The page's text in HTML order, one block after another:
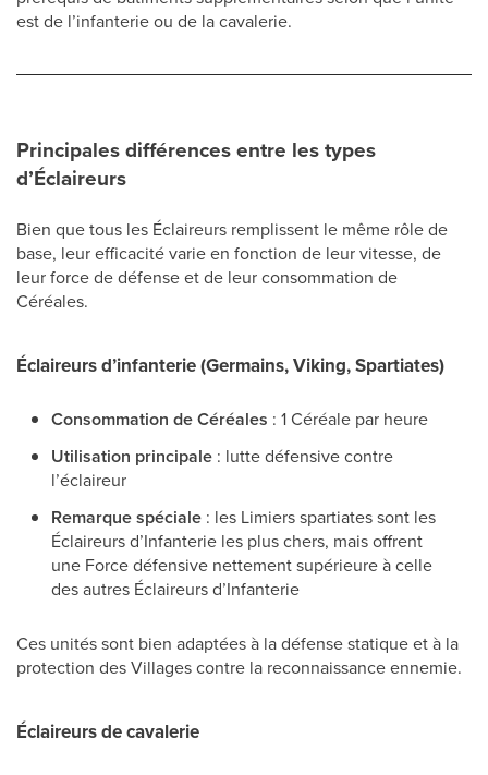
est de l’infanterie ou de la cavalerie.
Principales différences entre les types
d’Éclaireurs
Bien que tous les Éclaireurs remplissent le même rôle de
base, leur efficacité varie en fonction de leur vitesse, de
leur force de défense et de leur consommation de
Céréales.
Éclaireurs d’infanterie (Germains, Viking, Spartiates)
Consommation de Céréales : 1 Céréale par heure
Utilisation principale : lutte défensive contre
l’éclaireur
Remarque spéciale : les Limiers spartiates sont les
Éclaireurs d’Infanterie les plus chers, mais offrent
une Force défensive nettement supérieure à celle
des autres Éclaireurs d’Infanterie
Ces unités sont bien adaptées à la défense statique et à la
protection des Villages contre la reconnaissance ennemie.
Éclaireurs de cavalerie